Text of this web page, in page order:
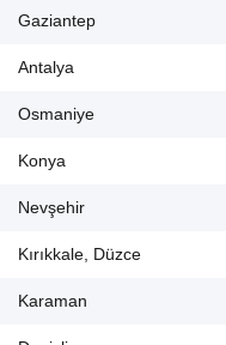
Gaziantep
Antalya
Osmaniye
Konya
Nevşehir
Kırıkkale, Düzce
Karaman